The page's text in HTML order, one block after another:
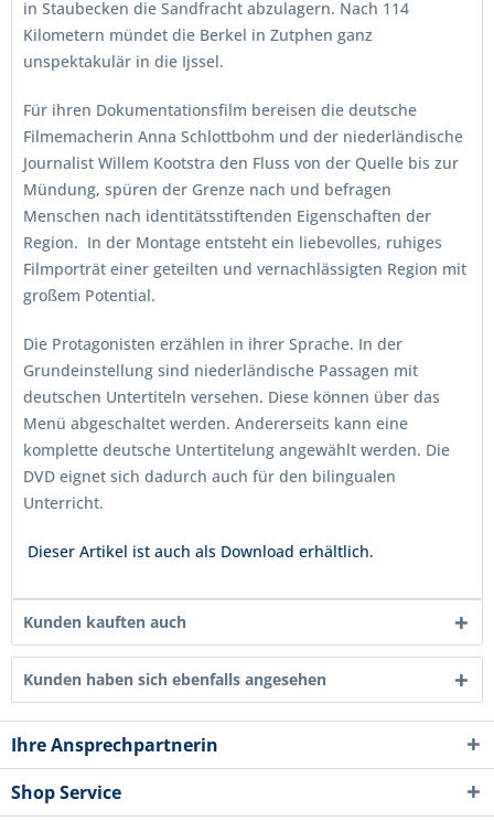
in Staubecken die Sandfracht abzulagern. Nach 114
Kilometern mündet die Berkel in Zutphen ganz
unspektakulär in die Ijssel.
Für ihren Dokumentationsfilm bereisen die deutsche
Filmemacherin Anna Schlottbohm und der niederländische
Journalist Willem Kootstra den Fluss von der Quelle bis zur
Mündung, spüren der Grenze nach und befragen
Menschen nach identitätsstiftenden Eigenschaften der
Region. In der Montage entsteht ein liebevolles, ruhiges
Filmporträt einer geteilten und vernachlässigten Region mit
großem Potential.
Die Protagonisten erzählen in ihrer Sprache. In der
Grundeinstellung sind niederländische Passagen mit
deutschen Untertiteln versehen. Diese können über das
Menü abgeschaltet werden. Andererseits kann eine
komplette deutsche Untertitelung angewählt werden. Die
DVD eignet sich dadurch auch für den bilingualen
Unterricht.
Dieser Artikel ist auch als Download erhältlich.
Kunden kauften auch
Kunden haben sich ebenfalls angesehen
Ihre Ansprechpartnerin
Shop Service